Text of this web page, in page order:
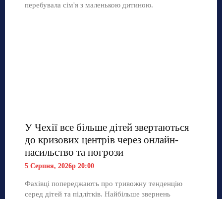
перебувала сім'я з маленькою дитиною.
У Чехії все більше дітей звертаються
до кризових центрів через онлайн-
насильство та погрози
5 Серпня, 2026р 20:00
Фахівці попереджають про тривожну тенденцію
серед дітей та підлітків. Найбільше звернень